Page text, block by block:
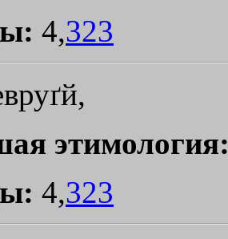
4,323
4,323